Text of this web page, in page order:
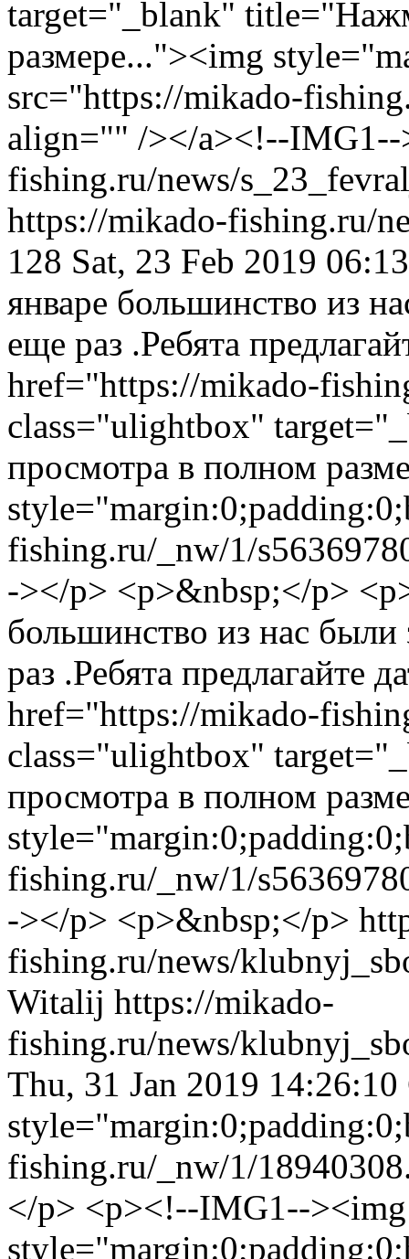
target="_blank"
размере..."><img
src="https://mikado-
align="" /></a><!--IMG1--
fishing.ru/news/
https://mikado-fishing.ru/
128 Sat, 23 Feb 2019
январе большинство из
еще раз .Ребята
href="https://mikado-
class="ulightbox"
просмотра в полном
fishing.ru/_nw/1/
-></p> <p>&nbsp;</p>
большинство из нас
раз .Ребята предлагайте
href="https://mikado-
class="ulightbox"
просмотра в полном
fishing.ru/_nw/1/
-></p> <p>&nbsp;</p>
fishing.ru/news/
Witalij https://mikado-
fishing.ru/news/
Thu, 31 Jan 2019
fishing.ru/_nw/1/
</p> <p><!--IMG1--><img